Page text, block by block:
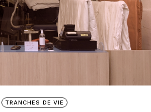
TRANCHES DE VIE